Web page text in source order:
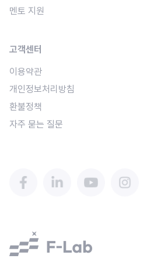
멘토 지원
고객센터
이용약관
개인정보처리방침
환불정책
자주 묻는 질문